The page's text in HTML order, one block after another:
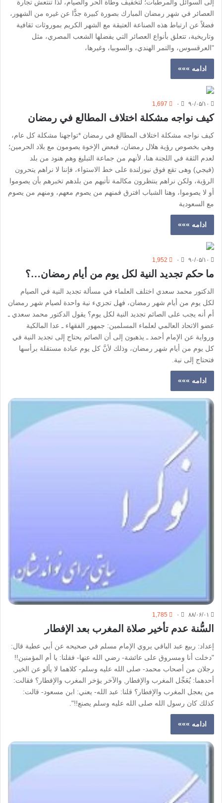
إلى السوائل والمرطبات؛ لتخفيف وطأة الحر والصيام، لذا تنتعش تجارة
العصائر في شهر رمضان المبارك بصورة كبيرة جدًّا عن غيره من الشهور،
فضلاً عن ارتباط هذه الصناعة العتيقة مع الشهر الكريم بموروثات ثقافية
وتاريخية، تتعلق بأنواع العصائر التي يفضلها الشعب المصري، مثل
"العرقسوس، والتمر الهندي، والسوبيا، وغيرها،
ادامه »»»
۹۰/۰۵/۱۰ ۰ 1,697
كيف نواجه مشكلة اختلاف المطالع في رمضان
كيف نواجه مشكلة اختلاف المطالع في رمضان *تواجهنا مشكلة كل عام،
وهي بخصوص رؤية هلال رمضان، فبعض الإخوة يصومون مع بلاد الحرمين؛
لعدم الثقة في اللجنة هنا، لأنهم من جماعة التبليغ وهم هنود من بلد
(فيجي) وهى تقع فوق نيوزلندة على خط الاستواء، فإننا لا نراهم يتحرون
الرؤية، ولكن نراهم ينتظرون مكالمة تأتيهم من بلدهم تخبرهم بأن يصوموا
أو لا يصوموا، وهنا الشباب افترق فمنهم من يصوم معهم، ومنهم من يصوم
مع السعودية
ادامه »»»
۹۰/۰۵/۱۰ ۰ 1,952
ما حكم تجديد النية لكل يوم من أيام رمضان…؟
الدكتور محمد سعدي اختلف العلماء في مسألة تجديد النية في الصيام
لكل يوم من أيام شهر رمضان، فهل تجزيء نية واحدة لصيام شهر رمضان
أم أنه يجب على الصائم تجديد النية لكل يوم؟ يقول الدكتور محمد سعدي ـ
عضو الاتحاد العالمي لعلماء المسلمين: جمهور الفقهاء ـ عدا المالكية
ورواية عن الإمام أحمد ـ يذهبون إلى أن الصائم يحتاج إلى تجديد النية في
كل يوم من أيام شهر رمضان، وذلك لأنَّ كل يوم عبادة مستقلة برأسها
فتحتاج إلى نية.
ادامه »»»
۸۸/۰۶/۰۱ ۰ 1,785
السُّنة عدم تأخير صلاة المغرب بعد الإفطار
إعداد: ربيع عبد الباقي يروي الإمام مسلم في صحيحه عن أبي عطية قال:
"دخلت أنا ومسروق على عائشة- رضي الله عنها- فقلنا: يا أم المؤمنين!!
رجلان من أصحاب محمد- صلى الله عليه وسلم- كلاهما لا يألو عن الخير,
أحدهما: يُعَجِّل المغرب والإفطار, والآخر يؤخر المغرب والإفطار؟ فقالت:
من يعجل المغرب والإفطار؟ قلنا: عبد الله- يعني: ابن مسعود- قالت:
كذلك كان رسول الله صلى الله عليه وسلم يصنع!!".
ادامه »»»